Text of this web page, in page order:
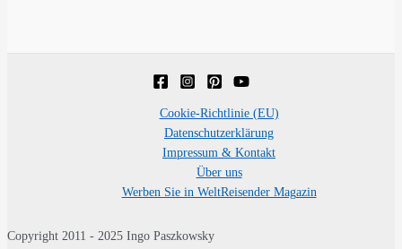
Cookie-Richtlinie (EU)
Datenschutzerklärung
Impressum & Kontakt
Über uns
Werben Sie in WeltReisender Magazin
Copyright 2011 - 2025 Ingo Paszkowsky